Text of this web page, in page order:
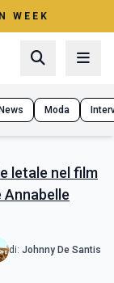
WEEK
Moda
letale nel film
Annabelle
di: Johnny De Santis